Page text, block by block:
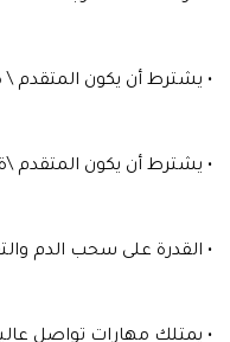
• يشترط أن يكون المتقدم